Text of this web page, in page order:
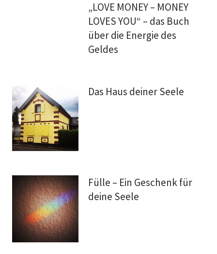
„LOVE MONEY – MONEY
LOVES YOU“ – das Buch
über die Energie des
Geldes
Das Haus deiner Seele
Fülle – Ein Geschenk für
deine Seele